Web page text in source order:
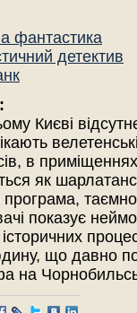
фантастика
детектив
Києві
в
як
програма,
показує
історичних
що давно
на